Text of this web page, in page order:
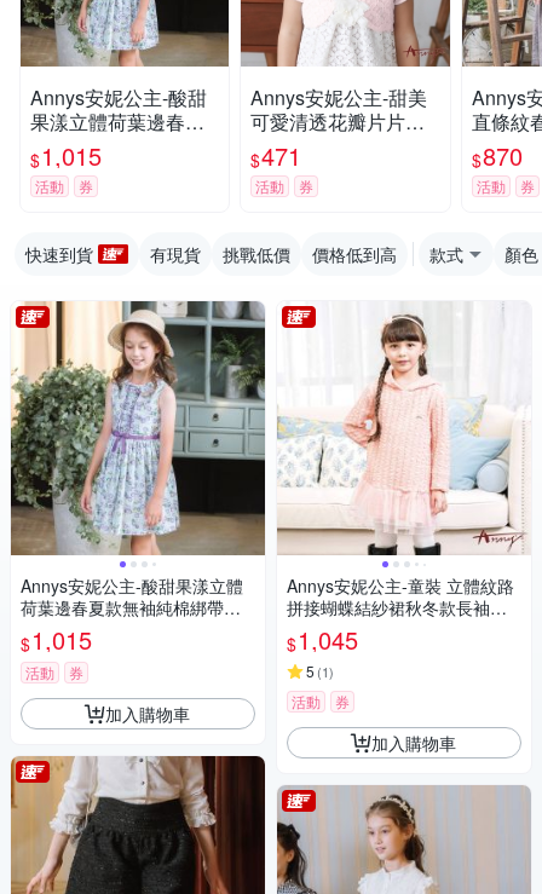
Annys安妮公主-酸甜
果漾立體荷葉邊春夏
款無袖純棉綁帶洋裝
(3308綠色)
$1,015
活動 券
Annys安妮公主-甜美
可愛清透花瓣片片蕾
絲小外套*7182粉紅
$471
活動 券
Annys
直條紋
棉洋
$870
活動 券
快速到貨 有現貨 挑戰低價 價格低到高 款式 顏色
Annys安妮公主-酸甜果漾立體
荷葉邊春夏款無袖純棉綁帶洋
裝(3308綠色)
$1,015
活動 券
加入購物車
Annys安妮公主-童裝 立體紋路
拼接蝴蝶結紗裙秋冬款長袖洋
裝 *2625粉紅
$1,045
5 (1)
活動 券
加入購物車